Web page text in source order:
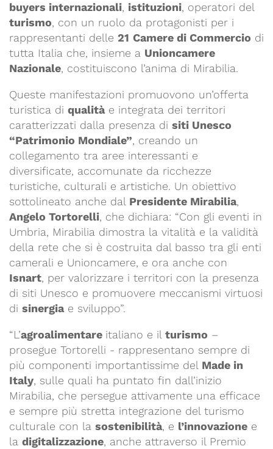
buyers internazionali, istituzioni, operatori del
turismo, con un ruolo da protagonisti per i
rappresentanti delle 21 Camere di Commercio di
tutta Italia che, insieme a Unioncamere
Nazionale, costituiscono l’anima di Mirabilia.
Queste manifestazioni promuovono un’offerta
turistica di qualitàe integrata dei territori
caratterizzati dalla presenza di siti Unesco
“Patrimonio Mondiale”, creando un
collegamento tra aree interessanti e
diversificate, accomunate da ricchezze
turistiche, culturali e artistiche. Un obiettivo
sottolineato anche dal Presidente Mirabilia,
Angelo Tortorelli, che dichiara: “Con gli eventi in
Umbria, Mirabilia dimostra la vitalità e la validità
della rete che si è costruita dal basso tra gli enti
camerali e Unioncamere, e ora anche con
Isnart, per valorizzare i territori con la presenza
di siti Unesco e promuovere meccanismi virtuosi
di sinergiae sviluppo”.
“L’agroalimentare italiano e il turismo –
prosegue Tortorelli - rappresentano sempre di
più componenti importantissime del Made in
Italy, sulle quali ha puntato fin dall’inizio
Mirabilia, che persegue attivamente una efficace
e sempre più stretta integrazione del turismo
culturale con la sostenibilità, e l’innovazione e
la digitalizzazione, anche attraverso il Premio